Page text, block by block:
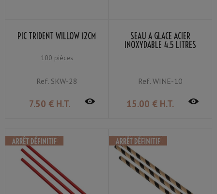
PIC TRIDENT WILLOW 12CM
100 pièces
Ref.SKW-28
7.50 € H.T.
SEAU À GLACE ACIER
INOXYDABLE 4.5 LITRES
Ref. WINE-10
15.00 € H.T.